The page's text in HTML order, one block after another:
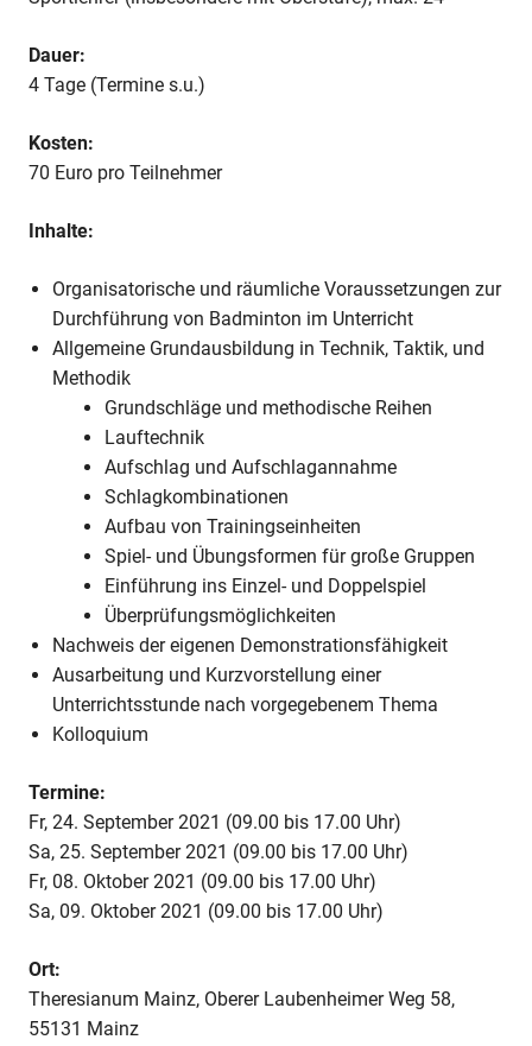
Dauer:
4 Tage (Termine s.u.)
Kosten:
70 Euro pro Teilnehmer
Inhalte:
Organisatorische und räumliche Voraussetzungen zur
Durchführung von Badminton im Unterricht
Allgemeine Grundausbildung in Technik, Taktik, und
Methodik
Grundschläge und methodische Reihen
Lauftechnik
Aufschlag und Aufschlagannahme
Schlagkombinationen
Aufbau von Trainingseinheiten
Spiel- und Übungsformen für große Gruppen
Einführung ins Einzel- und Doppelspiel
Überprüfungsmöglichkeiten
Nachweis der eigenen Demonstrationsfähigkeit
Ausarbeitung und Kurzvorstellung einer
Unterrichtsstunde nach vorgegebenem Thema
Kolloquium
Termine:
Fr, 24. September 2021 (09.00 bis 17.00 Uhr)
Sa, 25. September 2021 (09.00 bis 17.00 Uhr)
Fr, 08. Oktober 2021 (09.00 bis 17.00 Uhr)
Sa, 09. Oktober 2021 (09.00 bis 17.00 Uhr)
Ort:
Theresianum Mainz, Oberer Laubenheimer Weg 58,
55131 Mainz